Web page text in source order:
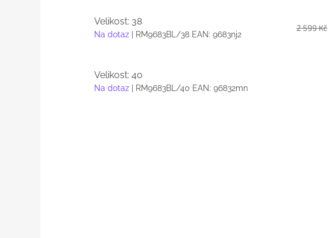
Velikost: 38
Na dotaz | RM9683BL/38 EAN: 9683nj2
2 599 Kč
Velikost: 40
Na dotaz | RM9683BL/40 EAN: 96832mn